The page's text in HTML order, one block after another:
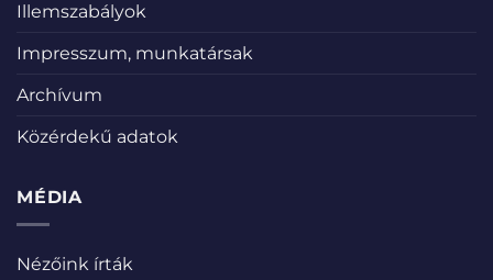
Illemszabályok
Impresszum, munkatársak
Archívum
Közérdekű adatok
MÉDIA
Nézőink írták